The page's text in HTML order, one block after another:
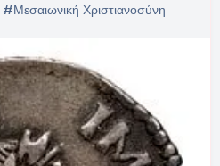
#Μεσαιωνική Χριστιανοσύνη